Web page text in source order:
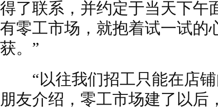
得了联系，并约定于当天下午
有零工市场，就抱着试一试的
获。”
“以往我们招工只能在店铺
朋友介绍，零工市场建了以后